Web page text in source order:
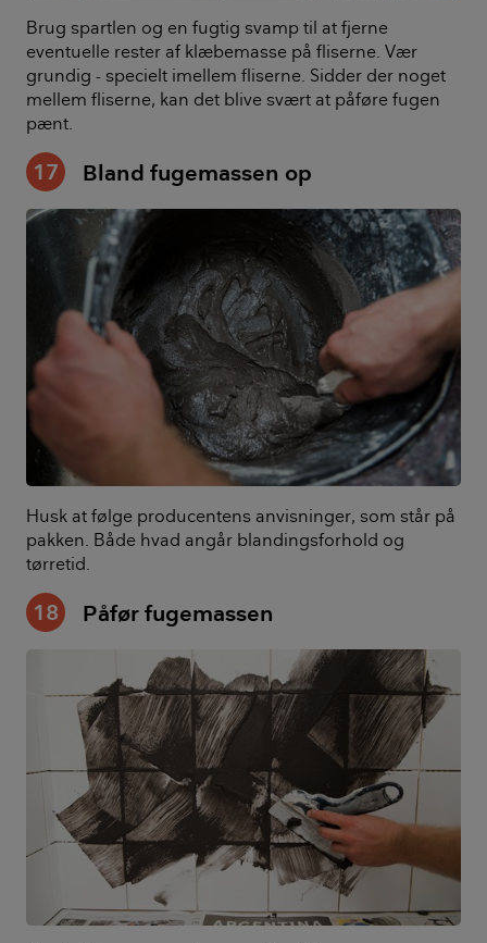
Brug spartlen og en fugtig svamp til at fjerne
eventuelle rester af klæbemasse på fliserne. Vær
grundig - specielt imellem fliserne. Sidder der noget
mellem fliserne, kan det blive svært at påføre fugen
pænt.
17 Bland fugemassen op
Husk at følge producentens anvisninger, som står på
pakken. Både hvad angår blandingsforhold og
tørretid.
18 Påfør fugemassen